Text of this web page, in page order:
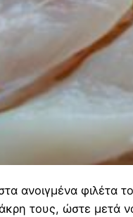
ανοιγμένα φιλέτα
τους, ώστε μετά